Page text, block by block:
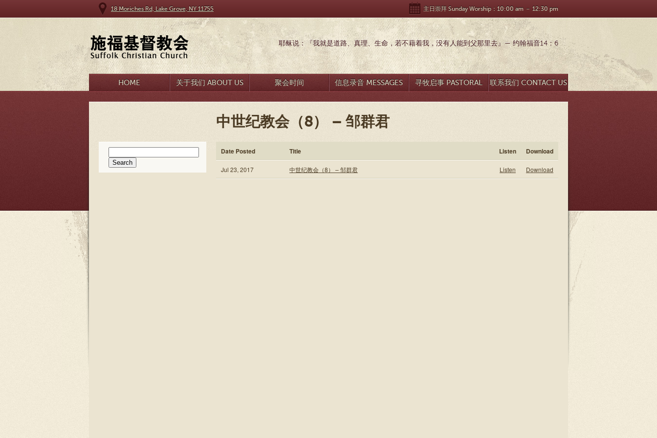
18 Moriches Rd, Lake Grove, NY 11755 主日崇拜 Sunday Worship：10:00 am － 12:30 pm
耶稣说：『我就是道路、真理、生命，若不藉着我，没有人能到父那里去』— 约翰福音14：6
HOME 关于我们 ABOUT US 聚会时间 信息录音 MESSAGES
寻牧启事 PASTORAL
SEARCH
联系我们 CONTACT US
中世纪教会（8） – 邹群君
for:
Date Posted Title Listen Download
Jul 23, 2017 中世纪教会（8） – 邹群君 Listen Download